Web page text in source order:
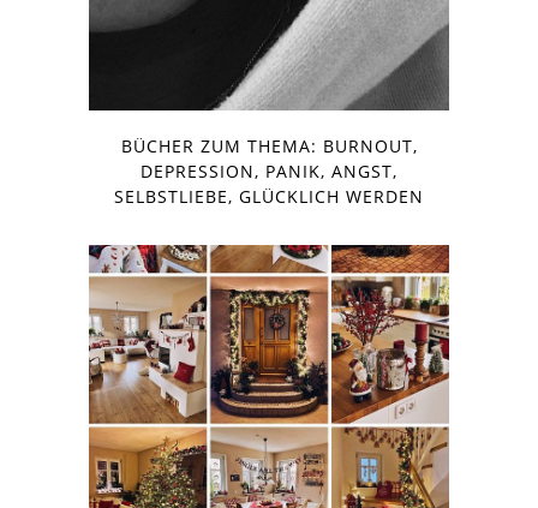
BÜCHER ZUM THEMA: BURNOUT,
DEPRESSION, PANIK, ANGST,
SELBSTLIEBE, GLÜCKLICH WERDEN